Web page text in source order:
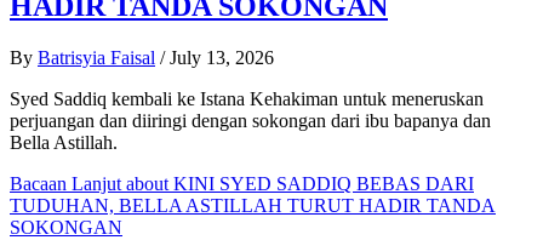
HADIR TANDA SOKONGAN
By Batrisyia Faisal / July 13, 2026
Syed Saddiq kembali ke Istana Kehakiman untuk meneruskan
perjuangan dan diiringi dengan sokongan dari ibu bapanya dan
Bella Astillah.
Bacaan Lanjut about KINI SYED SADDIQ BEBAS DARI
TUDUHAN, BELLA ASTILLAH TURUT HADIR TANDA
SOKONGAN